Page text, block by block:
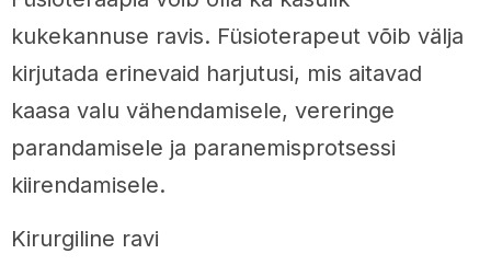
kukekannuse ravis. Füsioterapeut võib välja
kirjutada erinevaid harjutusi, mis aitavad
kaasa valu vähendamisele, vereringe
parandamisele ja paranemisprotsessi
kiirendamisele.
Kirurgiline ravi